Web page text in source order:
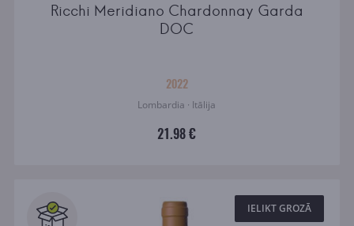
Ricchi Meridiano Chardonnay Garda
DOC
2022
Lombardia · Itālija
21.98 €
IELIKT GROZĀ